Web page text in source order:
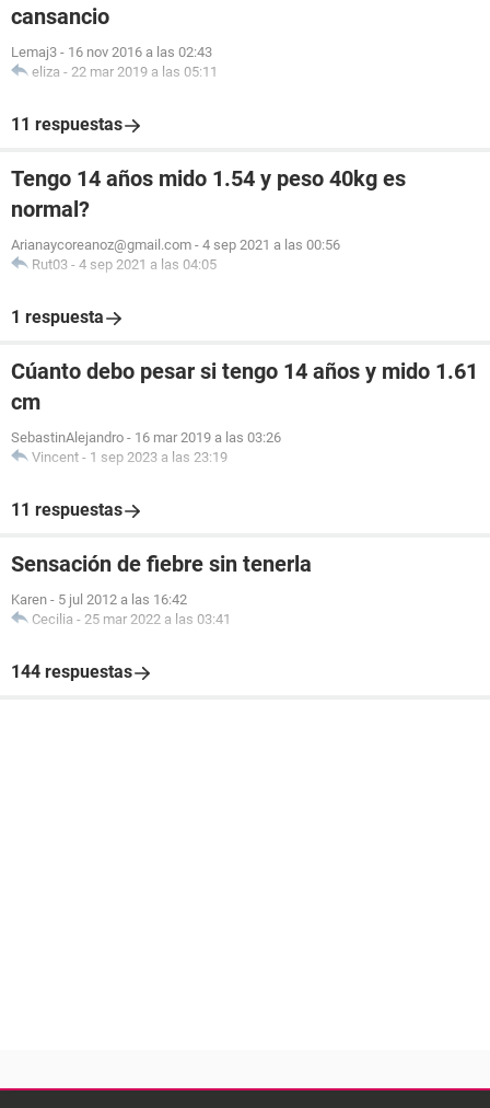
cansancio
Lemaj3 - 16 nov 2016 a las 02:43
eliza - 22 mar 2019 a las 05:11
11 respuestas
Tengo 14 años mido 1.54 y peso 40kg es
normal?
Arianaycoreanoz@gmail.com - 4 sep 2021 a las 00:56
Rut03 - 4 sep 2021 a las 04:05
1 respuesta
Cúanto debo pesar si tengo 14 años y mido 1.61
cm
SebastinAlejandro - 16 mar 2019 a las 03:26
Vincent - 1 sep 2023 a las 23:19
11 respuestas
Sensación de fiebre sin tenerla
Karen - 5 jul 2012 a las 16:42
Cecilia - 25 mar 2022 a las 03:41
144 respuestas